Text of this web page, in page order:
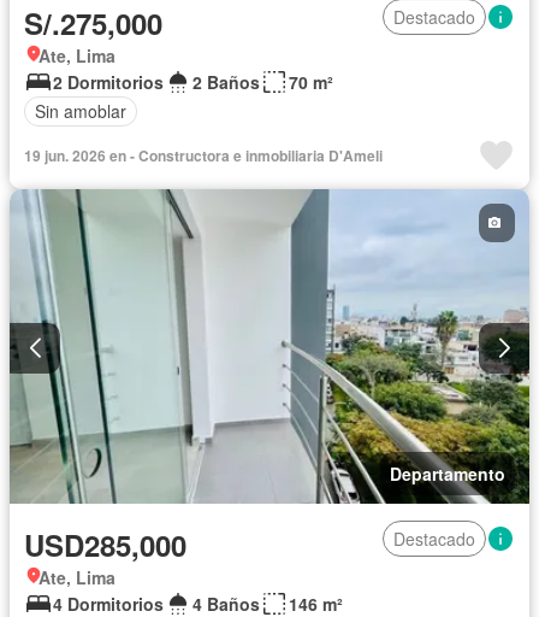
S/.275,000
Destacado
Ate, Lima
2 Dormitorios
2 Baños
70 m²
Sin amoblar
19 jun. 2026 en - Constructora e inmobiliaria D'Ameli
Departamento
USD285,000
Destacado
Ate, Lima
4 Dormitorios
4 Baños
146 m²